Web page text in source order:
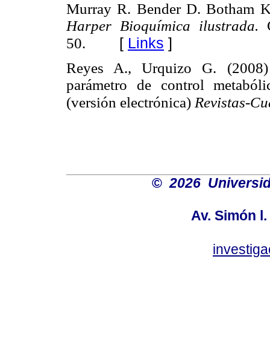
Murray R. Bender D. Botham
Harper Bioquímica ilustrada.
50. [ Links ]
Reyes A., Urquizo G.
parámetro de control
(versión electrónica) Revistas-
© 2026
Av. Simón